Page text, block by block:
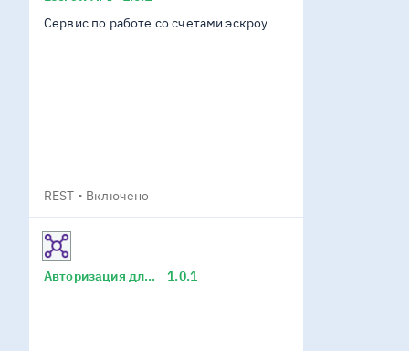
Сервис по работе со счетами эскроу
REST Включено
Авторизация для клиентов 1.0.1